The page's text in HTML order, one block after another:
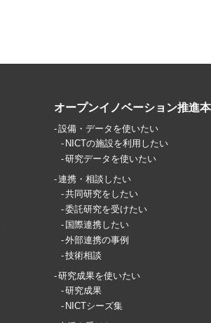
オープンイノベーション推進
設備・データを使いたい
NICTの施設を利用したい
研究データを使いたい
連携・相談したい
共同研究をしたい
委託研究を受けたい
国際連携したい
外部連携の事例
技術相談
研究成果を使いたい
研究成果
NICTシーズ集